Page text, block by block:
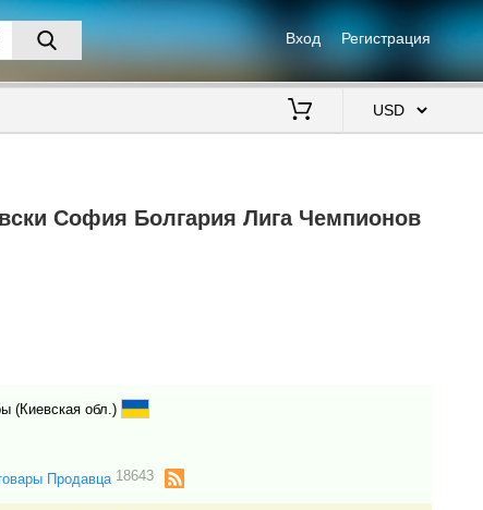
Вход Регистрация
София Болгария Лига Чемпионов
(Киевская обл.)
Продавца 18643